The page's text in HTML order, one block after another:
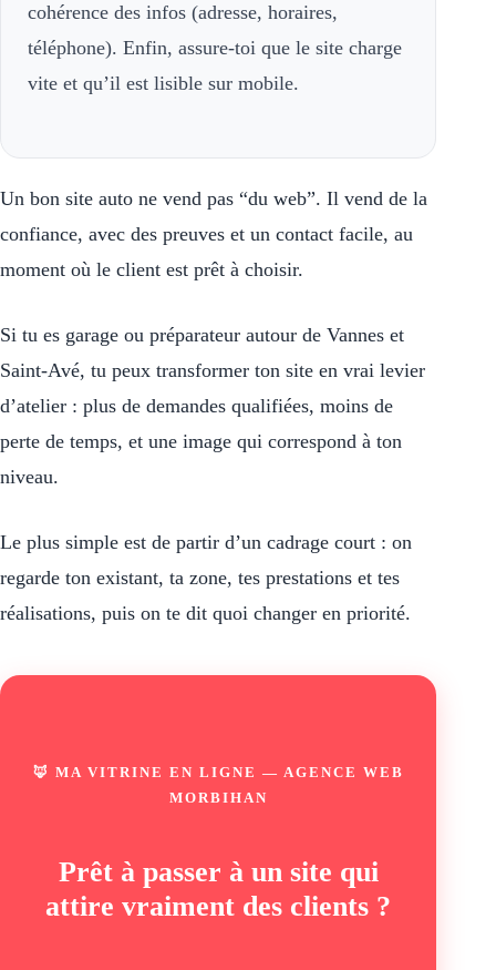
cohérence des infos (adresse, horaires,
téléphone). Enfin, assure-toi que le site charge
vite et qu’il est lisible sur mobile.
Un bon site auto ne vend pas “du web”. Il vend de la
confiance, avec des preuves et un contact facile, au
moment où le client est prêt à choisir.
Si tu es garage ou préparateur autour de Vannes et
Saint-Avé, tu peux transformer ton site en vrai levier
d’atelier : plus de demandes qualifiées, moins de
perte de temps, et une image qui correspond à ton
niveau.
Le plus simple est de partir d’un cadrage court : on
regarde ton existant, ta zone, tes prestations et tes
réalisations, puis on te dit quoi changer en priorité.
🦊 MA VITRINE EN LIGNE — AGENCE WEB
MORBIHAN
Prêt à passer à un site qui
attire vraiment des clients ?